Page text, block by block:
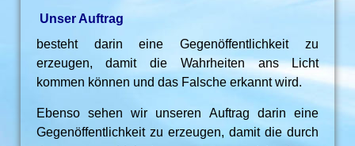
Unser Auftrag
besteht darin eine Gegenöffentlichkeit zu
erzeugen, damit die Wahrheiten ans Licht
kommen können und das Falsche erkannt wird.
Ebenso sehen wir unseren Auftrag darin eine
Gegenöffentlichkeit zu erzeugen, damit die durch